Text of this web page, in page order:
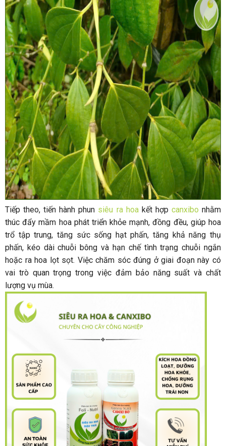
Tiếp theo, tiến hành phun siêu ra hoa kết hợp canxibo nhằm
thúc đẩy mầm hoa phát triển khỏe mạnh, đồng đều, giúp hoa
trổ tập trung, tăng sức sống hạt phấn, tăng khả năng thụ
phấn, kéo dài chuỗi bông và hạn chế tình trạng chuỗi ngắn
hoặc ra hoa lọt sọt. Việc chăm sóc đúng ở giai đoạn này có
vai trò quan trọng trong việc đảm bảo năng suất và chất
lượng vụ mùa.